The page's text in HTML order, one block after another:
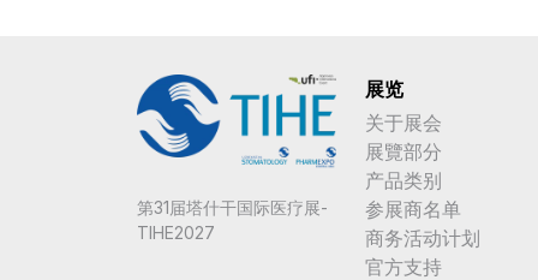
第31届塔什干国际医疗展-
TIHE2027
展览
关于展会
展覽部分
产品类别
参展商名单
商务活动计划
官方支持